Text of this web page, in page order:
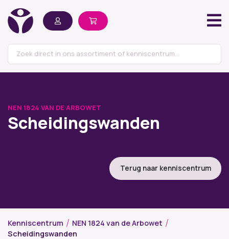
NEN 1824 VAN DE ARBOWET
Scheidingswanden
Terug naar kenniscentrum
Kenniscentrum
NEN 1824 van de Arbowet
Scheidingswanden